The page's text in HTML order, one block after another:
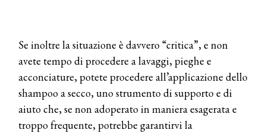
Se inoltre la situazione è davvero “critica”, e non
avete tempo di procedere a lavaggi, pieghe e
acconciature, potete procedere all’applicazione dello
shampoo a secco, uno strumento di supporto e di
aiuto che, se non adoperato in maniera esagerata e
troppo frequente, potrebbe garantirvi la